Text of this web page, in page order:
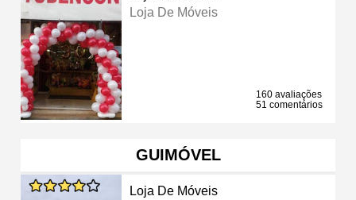
Loja De Móveis
160 avaliações
51 comentários
GUIMÓVEL
Loja De Móveis